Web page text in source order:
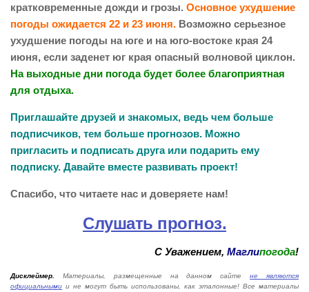
кратковременные дожди и грозы. Основное ухудшение
погоды ожидается 22 и 23 июня. Возможно серьезное
ухудшение погоды на юге и на юго-востоке края 24
июня, если заденет юг края опасный волновой циклон.
На выходные дни погода будет более благоприятная
для отдыха.
Приглашайте друзей и знакомых, ведь чем больше
подписчиков, тем больше прогнозов. Можно
пригласить и подписать друга или подарить ему
подписку. Давайте вместе развивать проект!
Спасибо, что читаете нас и доверяете нам!
Слушать прогноз.
С Уважением, Маглипогода!
Дисклеймер. Материалы, размещенные на данном сайтене являются
официальными и не могут быть использованы, как эталонные! Все материалы